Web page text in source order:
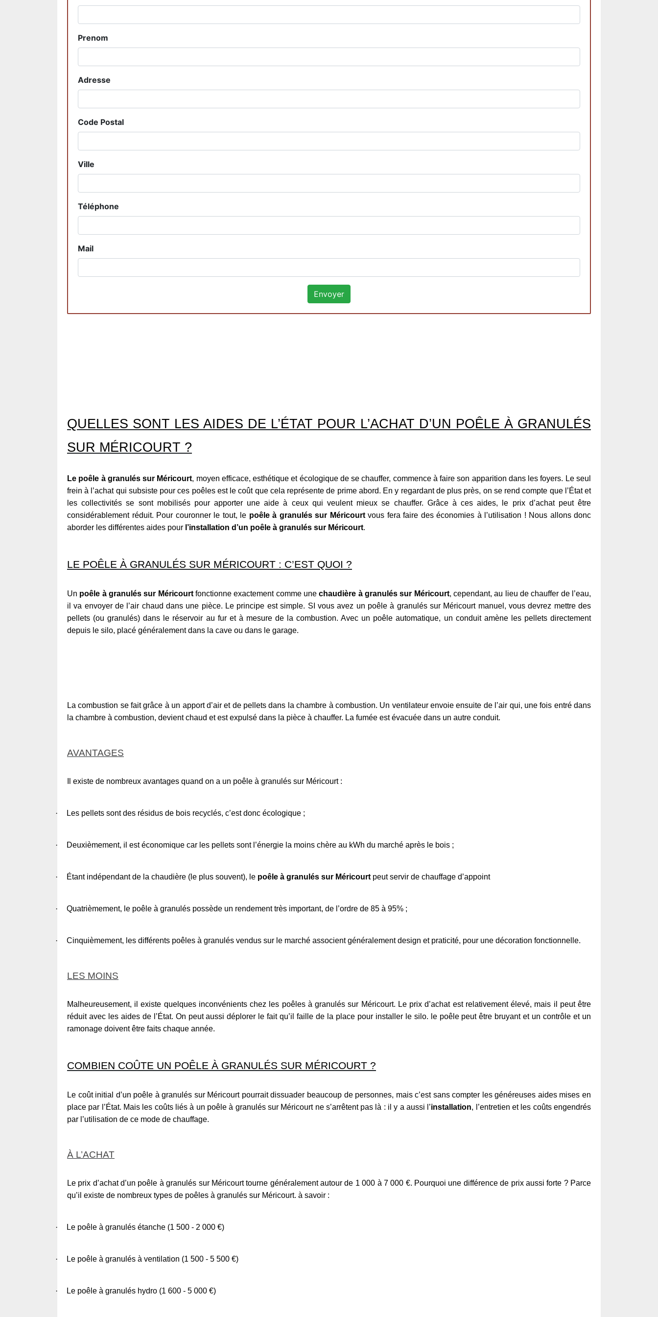
Prenom
Adresse
Code Postal
Ville
Téléphone
Mail
QUELLES SONT LES AIDES DE L’ÉTAT POUR L’ACHAT D’UN POÊLE À GRANULÉS
SUR MÉRICOURT ?
Le poêle à granulés sur Méricourt, moyen efficace, esthétique et écologique de se chauffer, commence à faire son apparition dans les foyers. Le seul
frein à l’achat qui subsiste pour ces poêles est le coût que cela représente de prime abord. En y regardant de plus près, on se rend compte que l’État et
les collectivités se sont mobilisés pour apporter une aide à ceux qui veulent mieux se chauffer. Grâce à ces aides, le prix d’achat peut être
considérablement réduit. Pour couronner le tout, le poêle à granulés sur Méricourtvous fera faire des économies à l’utilisation ! Nous allons donc
aborder les différentes aides pour l’installation d’un poêle à granulés sur Méricourt.
LE POÊLE À GRANULÉS SUR MÉRICOURT : C’EST QUOI ?
Un poêle à granulés sur Méricourtfonctionne exactement comme unechaudière à granulés sur Méricourt, cependant, au lieu de chauffer de l’eau,
il va envoyer de l’air chaud dans une pièce. Le principe est simple. SI vous avez un poêle à granulés sur Méricourt manuel, vous devrez mettre des
pellets (ou granulés) dans le réservoir au fur et à mesure de la combustion. Avec un poêle automatique, un conduit amène les pellets directement
depuis le silo, placé généralement dans la cave ou dans le garage.
La combustion se fait grâce à un apport d’air et de pellets dans la chambre à combustion. Un ventilateur envoie ensuite de l’air qui, une fois entré dans
la chambre à combustion, devient chaud et est expulsé dans la pièce à chauffer. La fumée est évacuée dans un autre conduit.
AVANTAGES
Il existe de nombreux avantages quand on a un poêle à granulés sur Méricourt :
· Les pellets sont des résidus de bois recyclés, c’est donc écologique ;
· Deuxièmement, il est économique car les pellets sont l’énergie la moins chère au kWh du marché après le bois ;
· Étant indépendant de la chaudière (le plus souvent), le poêle à granulés sur Méricourt peut servir de chauffage d’appoint
· Quatrièmement, le poêle à granulés possède un rendement très important, de l’ordre de 85 à 95% ;
· Cinquièmement, les différents poêles à granulés vendus sur le marché associent généralement design et praticité, pour une décoration fonctionnelle.
LES MOINS
Malheureusement, il existe quelques inconvénients chez les poêles à granulés sur Méricourt. Le prix d’achat est relativement élevé, mais il peut être
réduit avec les aides de l’État. On peut aussi déplorer le fait qu’il faille de la place pour installer le silo. le poêle peut être bruyant et un contrôle et un
ramonage doivent être faits chaque année.
COMBIEN COÛTE UN POÊLE À GRANULÉS SUR MÉRICOURT ?
Le coût initial d’un poêle à granulés sur Méricourt pourrait dissuader beaucoup de personnes, mais c’est sans compter les généreuses aides mises en
place par l’État. Mais les coûts liés à un poêle à granulés sur Méricourt ne s’arrêtent pas là : il y a aussi l’installation, l’entretien et les coûts engendrés
par l’utilisation de ce mode de chauffage.
À L’ACHAT
Le prix d’achat d’un poêle à granulés sur Méricourt tourne généralement autour de 1 000 à 7 000 €. Pourquoi une différence de prix aussi forte ? Parce
qu’il existe de nombreux types de poêles à granulés sur Méricourt. à savoir :
· Le poêle à granulés étanche (1 500 - 2 000 €)
· Le poêle à granulés à ventilation (1 500 - 5 500 €)
· Le poêle à granulés hydro (1 600 - 5 000 €)